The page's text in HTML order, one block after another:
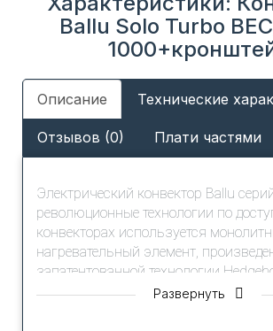
Ballu Solo Turbo
Описание Технические
Отзывов (0) Плати частями
Электрический конвектор Ballu
революционные технологии по
конвекторах используется
нагревательный элемент,
запатентованной технологии
увеличенной на 20% площади
Развернуть